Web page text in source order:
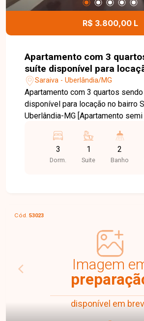
playground, horta, quadra de beach
portaria 24 horas, proporcionando
qualidade de vida para toda a família. Entre
visita para conhecer este
R$ 3.800,00 L
Apartamento com 3 quartos sendo
suíte disponível para
Saraiva em Uberlândia-MG
Saraiva - Uberlândia/MG
Apartamento com 3 quartos sendo 1 suíte
disponível para locação no bairro
Uberlândia-MG [Apartamento
condicionado, mesa de jantar,
TV, cozinha completa com
geladeira, alguns utensílios, área
3
Dorm.
1
Suite
2
Banho
Cód. 53023
Imagem
disponível em